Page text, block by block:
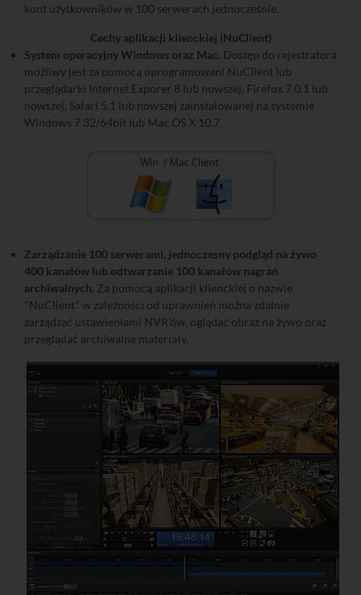
kont użytkowników w 100 serwerach jednocześnie.
Cechy aplikacji klienckiej (NuClient)
System operacyjny Windows oraz Mac. Dostęp do rejestratora
możliwy jest za pomocą oprogramowani NuClient lub
przeglądarki Internet Exporer 8 lub nowszej, Firefox 7.0.1 lub
nowszej, Safari 5.1 lub nowszej zainstalowanej na systemie
Windows 7 32/64bit lub Mac OS X 10.7.
Zarządzanie 100 serwerami, jednoczesny podgląd na żywo
400 kanałów lub odtwarzanie 100 kanałów nagrań
archiwalnych. Za pomocą aplikacji klienckiej o nazwie
"NuClient" w zależności od uprawnień można zdalnie
zarządzać ustawieniami NVR'ów, oglądać obraz na żywo oraz
przeglądać archiwalne materiały.